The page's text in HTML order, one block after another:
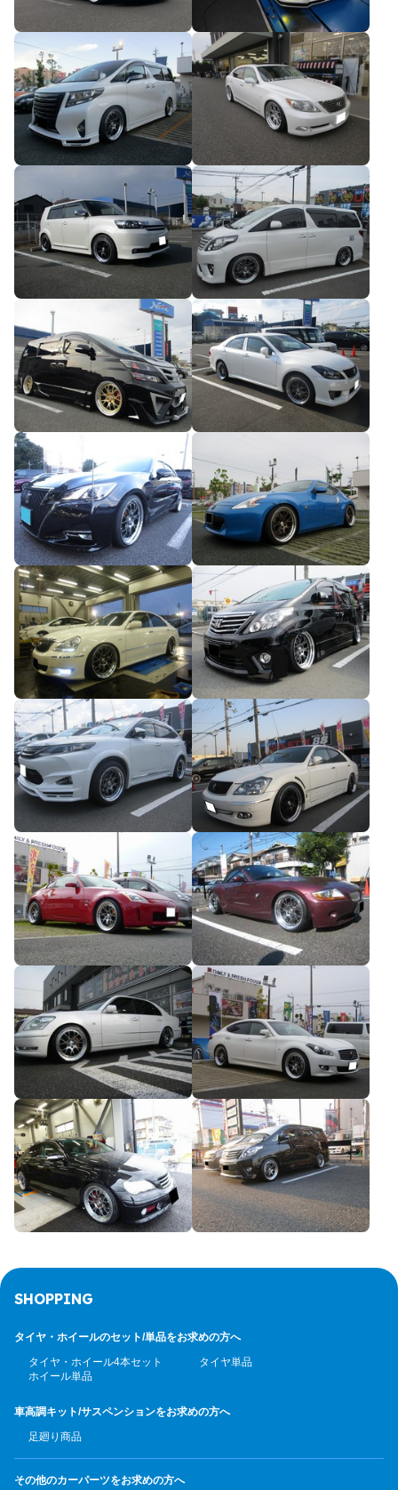
SHOPPING
タイヤ・ホイールのセット/単品をお求めの方へ
タイヤ・ホイール4本セット
タイヤ単品
ホイール単品
車高調キット/サスペンションをお求めの方へ
足廻り商品
その他のカーパーツをお求めの方へ